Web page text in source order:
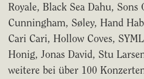
Royale, Black Sea Dahu, Sons
Cunningham, Søley, Hand
Cari Cari, Hollow Coves,
Honig, Jonas David, Stu
weitere bei über 100